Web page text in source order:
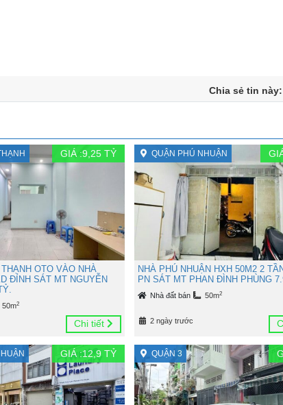
Chia sẻ tin
GIÁ :9,25TỶ
OTO VÀO NHÀ
ĐỈNH SÁT MT NGUYỄN
50m2
Chi tiết
QUẬN PHÚ NHUẬN
NHÀ PHÚ NHUẬN HXH 50M2 2
PN SÁT MT PHAN ĐÌNH PHÙNG
Nhà đất bán 50m2
2 ngày trước
GIÁ :12,9 TỶ QUẬN 3